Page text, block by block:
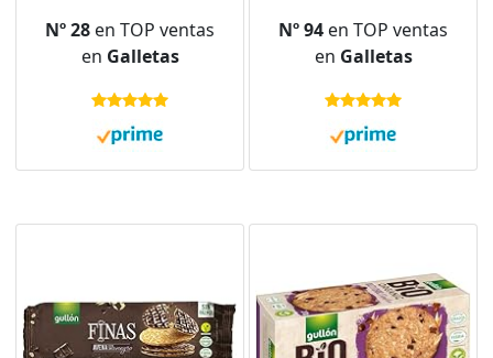
Nº 28 en TOP ventas
en Galletas
Nº 94 en TOP ventas
en Galletas